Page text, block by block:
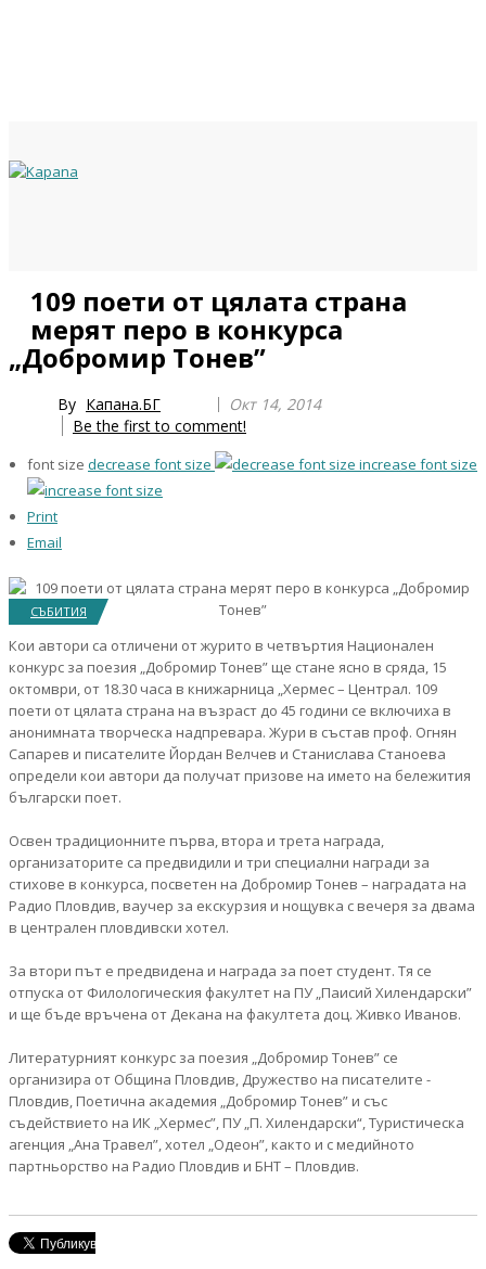
109 поети от цялата страна
мерят перо в конкурса
„Добромир Тонев”
By Капана.БГ
Окт 14, 2014
Be the first to comment!
font size decrease font size increase font size
Print
Email
СЪБИТИЯ
Кои автори са отличени от журито в четвъртия Национален
конкурс за поезия „Добромир Тонев” ще стане ясно в сряда, 15
октомври, от 18.30 часа в книжарница „Хермес – Централ. 109
поети от цялата страна на възраст до 45 години се включиха в
анонимната творческа надпревара. Жури в състав проф. Огнян
Сапарев и писателите Йордан Велчев и Станислава Станоева
определи кои автори да получат призове на името на бележития
български поет.
Освен традиционните първа, втора и трета награда,
организаторите са предвидили и три специални награди за
стихове в конкурса, посветен на Добромир Тонев – наградата на
Радио Пловдив, ваучер за екскурзия и нощувка с вечеря за двама
в централен пловдивски хотел.
За втори път е предвидена и награда за поет студент. Тя се
отпуска от Филологическия факултет на ПУ „Паисий Хилендарски”
и ще бъде връчена от Декана на факултета доц. Живко Иванов.
Литературният конкурс за поезия „Добромир Тонев” се
организира от Община Пловдив, Дружество на писателите -
Пловдив, Поетична академия „Добромир Тонев” и със
съдействието на ИК „Хермес”, ПУ „П. Хилендарски“, Туристическа
агенция „Ана Травел”, хотел „Одеон”, както и с медийното
партньорство на Радио Пловдив и БНТ – Пловдив.
Year
Month
Year
Month